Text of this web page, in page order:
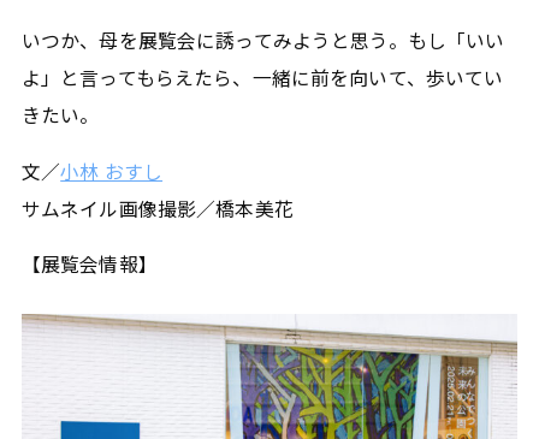
いつか、母を展覧会に誘ってみようと思う。もし「いい
よ」と言ってもらえたら、一緒に前を向いて、歩いてい
きたい。
文／小林 おすし
サムネイル画像撮影／橋本美花
【展覧会情報】